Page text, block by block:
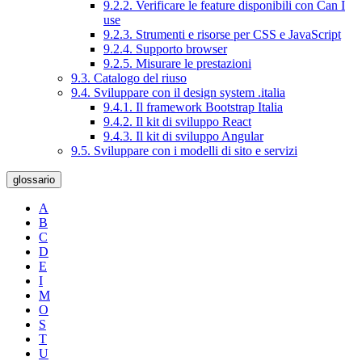
9.2.2. Verificare le feature disponibili con Can I
use
9.2.3. Strumenti e risorse per CSS e JavaScript
9.2.4. Supporto browser
9.2.5. Misurare le prestazioni
9.3. Catalogo del riuso
9.4. Sviluppare con il design system .italia
9.4.1. Il framework Bootstrap Italia
9.4.2. Il kit di sviluppo React
9.4.3. Il kit di sviluppo Angular
9.5. Sviluppare con i modelli di sito e servizi
glossario
A
B
C
D
E
I
M
O
S
T
U